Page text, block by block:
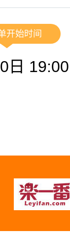
开始时间
日 19:00